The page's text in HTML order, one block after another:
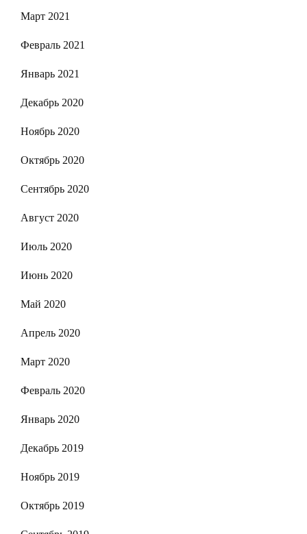
Март 2021
Февраль 2021
Январь 2021
Декабрь 2020
Ноябрь 2020
Октябрь 2020
Сентябрь 2020
Август 2020
Июль 2020
Июнь 2020
Май 2020
Апрель 2020
Март 2020
Февраль 2020
Январь 2020
Декабрь 2019
Ноябрь 2019
Октябрь 2019